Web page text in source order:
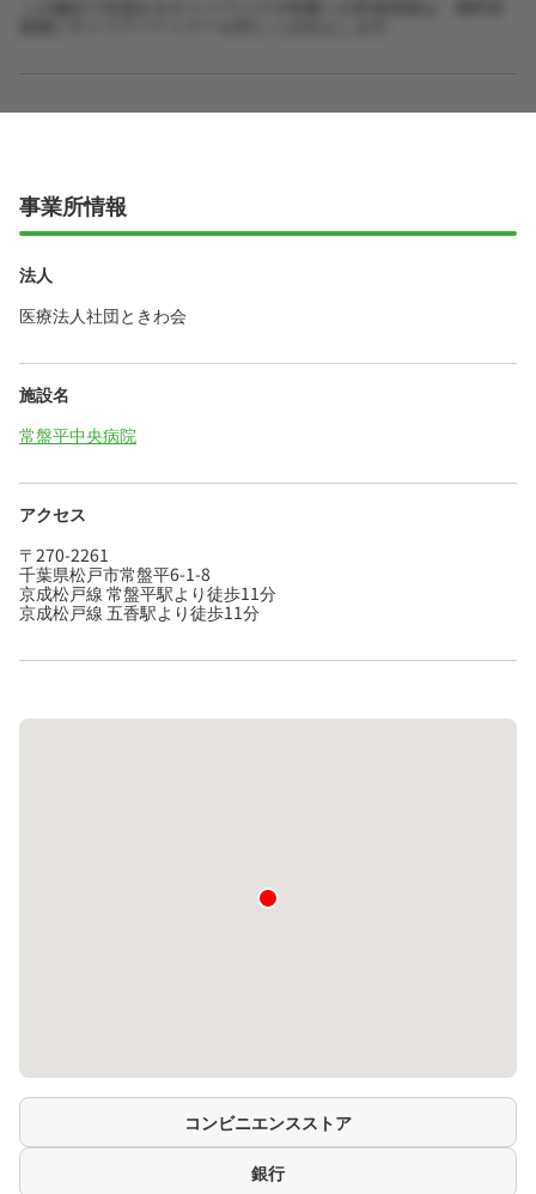
事業所情報
法人
医療法人社団ときわ会
施設名
常盤平中央病院
アクセス
〒270-2261
千葉県松戸市常盤平6-1-8
京成松戸線 常盤平駅より徒歩11分
京成松戸線 五香駅より徒歩11分
コンビニエンスストア
銀行